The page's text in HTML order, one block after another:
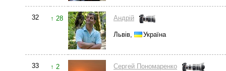
32 ↑ 28 Андрій
Львів, Україна
33 ↑ 2 Сергей Пономаренко